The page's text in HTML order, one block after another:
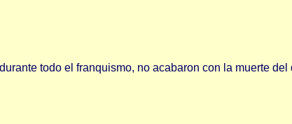
todo el franquismo, no acabaron con la muerte